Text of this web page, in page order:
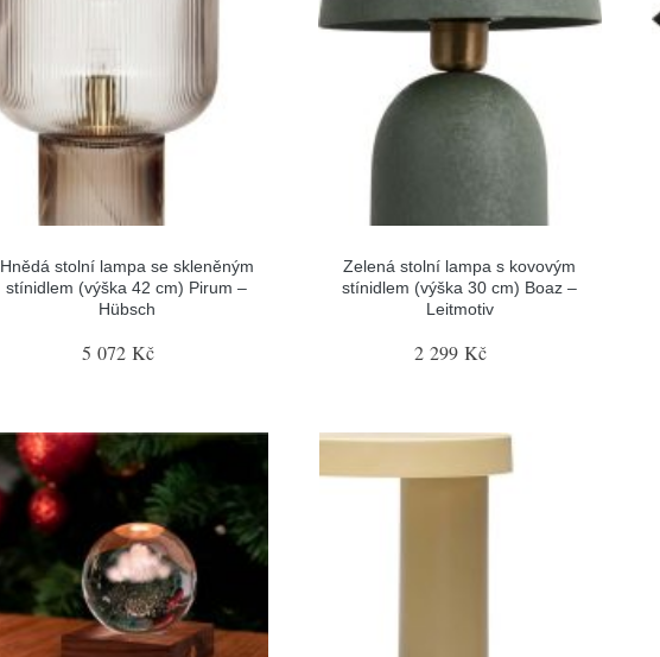
Hnědá stolní lampa se skleněným
stínidlem (výška 42 cm) Pirum –
Hübsch
5 072 Kč
Zelená stolní lampa s kovovým
stínidlem (výška 30 cm) Boaz –
Leitmotiv
2 299 Kč